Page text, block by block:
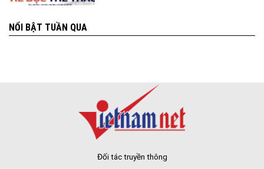
NỔI BẬT TUẦN QUA
Đối tác truyền thông